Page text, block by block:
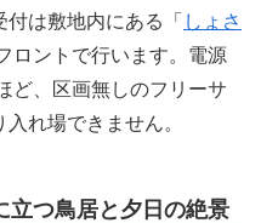
は敷地内にある「 しょさ
ロントで行います。電源
ど、区画無しのフリーサ
れ場できません。
つ鳥居と夕日の絶景